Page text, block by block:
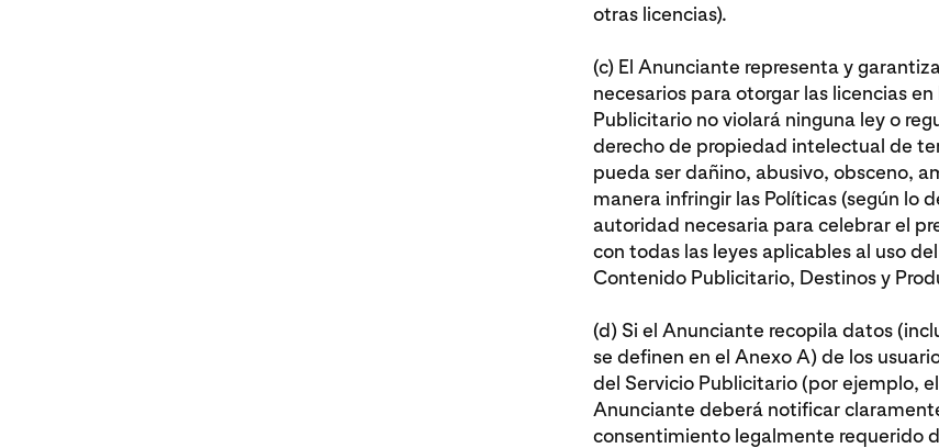
otras licencias).
(c) El Anunciante representa y
necesarios para otorgar las licencias
Publicitario no violará ninguna ley o
derecho de propiedad intelectual de
pueda ser dañino, abusivo, obsceno,
manera infringir las Políticas (según lo
autoridad necesaria para celebrar el
con todas las leyes aplicables al uso
Contenido Publicitario, Destinos y
(d) Si el Anunciante recopila datos
se definen en el Anexo A) de los
del Servicio Publicitario (por ejemplo,
Anunciante deberá notificar
consentimiento legalmente requerido